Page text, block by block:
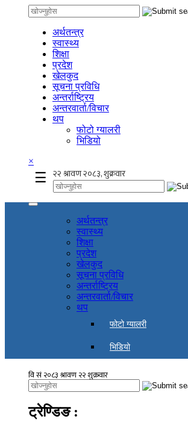
अर्थतन्त्र
स्वास्थ्य
शिक्षा
प्रदेश
खेलकुद
सूचना प्रविधि
अन्तर्राष्ट्रिय
अन्तरवार्ता/विचार
थप
फोटो ग्यालरी
भिडियो
×
☰
अर्थतन्त्र
स्वास्थ्य
शिक्षा
प्रदेश
खेलकुद
सूचना प्रविधि
अन्तर्राष्ट्रिय
अन्तरवार्ता/विचार
थप
फोटो ग्यालरी
भिडियो
ट्रेण्डिङ :